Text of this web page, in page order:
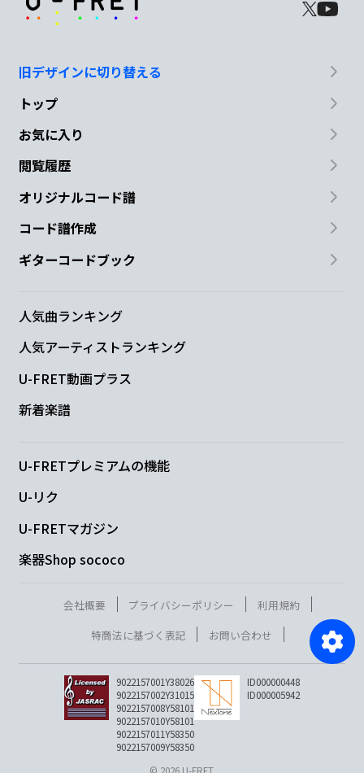
旧デザインに切り替える
トップ
お気に入り
閲覧履歴
オリジナルコード譜
コード譜作成
ギターコードブック
人気曲ランキング
人気アーティストランキング
U-FRET動画プラス
新着楽譜
U-FRETプレミアムの機能
U-リク
U-FRETマガジン
楽器Shop sococo
会社概要 プライバシーポリシー
利用規約
特商法に基づく表記
お問い合わせ
9022157001Y38026
9022157002Y31015
9022157008Y58101
9022157010Y58101
9022157011Y58350
9022157009Y58350
ID000000448
ID000005942